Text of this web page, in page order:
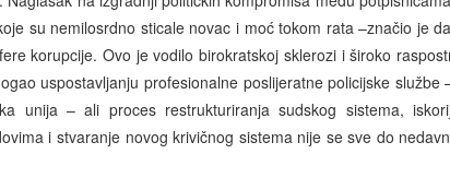
su nemilosrdno sticale novac i moć tokom rata –značio je
korupcije. Ovo je vodilo birokratskoj sklerozi i široko
uspostavljanju profesionalne poslijeratne policijske službe
unija – ali proces restrukturiranja sudskog sistema,
i stvaranje novog krivičnog sistema nije se sve do